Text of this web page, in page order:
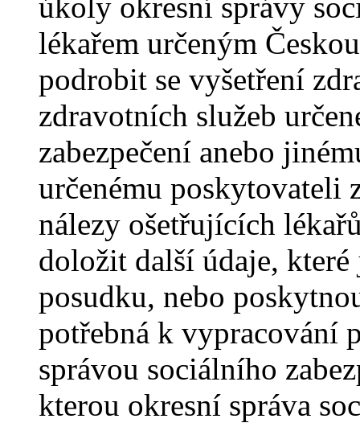
lékařem určeným
podrobit se vyšetření
zdravotních služeb
zabezpečení anebo
určenému poskytovateli
nálezy ošetřujících
doložit další údaje,
posudku, nebo
potřebná k vypracování
správou sociálního
kterou okresní správa